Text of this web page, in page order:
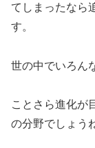
てしまったなら
す。
世の中でいろん
ことさら進化が
の分野でしょう